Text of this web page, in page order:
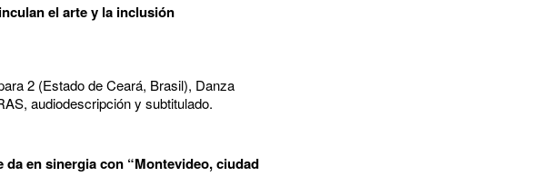
el arte y la inclusión
2 (Estado de Ceará, Brasil), Danza
audiodescripción y subtitulado.
en sinergia con “Montevideo, ciudad